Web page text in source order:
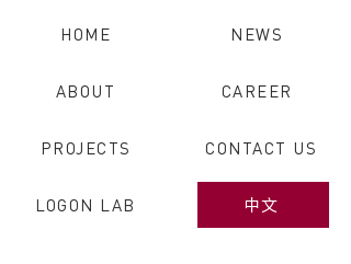
HOME
ABOUT
PROJECTS
LOGON LAB
NEWS
CAREER
CONTACT US
中文